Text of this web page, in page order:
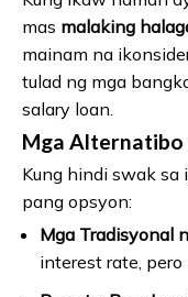
mas malaking
mainam na
tulad ng mga
salary loan.
Mga Alternatibo
Kung hindi swak sa
pang opsyon:
Mga Tradisyonal
interest rate,